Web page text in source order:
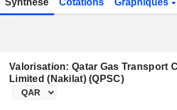
Synthèse Cotations Graphiques
Valorisation: Qatar Gas Transport
Limited (Nakilat) (QPSC)